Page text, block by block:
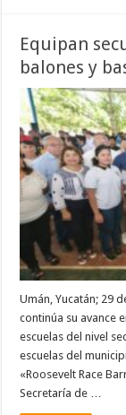
Equipan
balones y
Umán, Yucatán; 29
continúa su avance
escuelas del nivel
escuelas del
«Roosevelt Race
Secretaría de …